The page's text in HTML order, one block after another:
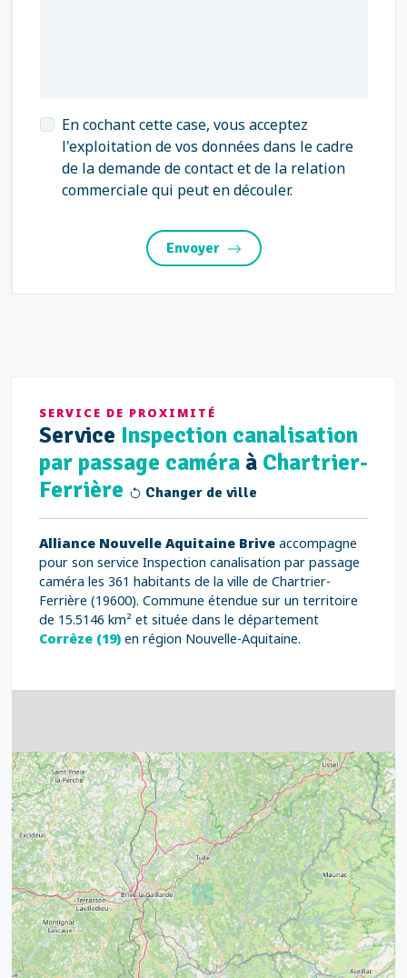
En cochant cette case, vous acceptez
l'exploitation de vos données dans le cadre
de la demande de contact et de la relation
commerciale qui peut en découler.
Envoyer
SERVICE DE PROXIMITÉ
Service Inspection canalisation
par passage caméra à Chartrier-
Ferrière
Changer de ville
Alliance Nouvelle Aquitaine Brive accompagne
pour son service Inspection canalisation par passage
caméra les 361 habitants de la ville de Chartrier-
Ferrière (19600). Commune étendue sur un territoire
de 15.5146 km² et située dans le département
Corrèze (19) en région Nouvelle-Aquitaine.
4
15
21
14
32
39
52 68
43